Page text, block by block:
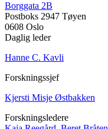
Borggata 2B
Postboks 2947 Tøyen
0608 Oslo
Daglig leder
Hanne C. Kavli
Forskningssjef
Kjersti Misje Østbakken
Forskningsledere